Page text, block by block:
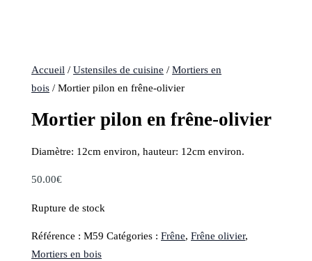
Accueil /Ustensiles de cuisine /Mortiers en
bois / Mortier pilon en frêne-olivier
Mortier pilon en frêne-olivier
Diamètre: 12cm environ, hauteur: 12cm environ.
50.00€
Rupture de stock
Référence :M59 Catégories :Frêne,Frêne olivier,
Mortiers en bois